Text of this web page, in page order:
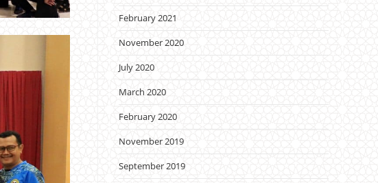
February 2021
November 2020
July 2020
March 2020
February 2020
November 2019
September 2019